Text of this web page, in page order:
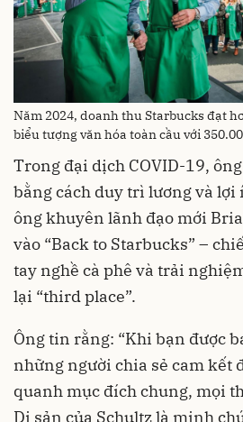
Năm 2024, doanh thu Starbucks đạt
biểu tượng văn hóa toàn cầu với
Trong đại dịch COVID-19,
bằng cách duy trì lương và lợi
ông khuyên lãnh đạo mới
vào “Back to Starbucks” –
tay nghề cà phê và trải
lại “third place”.
Ông tin rằng: “Khi bạn được
những người chia sẻ cam kết
quanh mục đích chung, mọi
Di sản của Schultz là minh